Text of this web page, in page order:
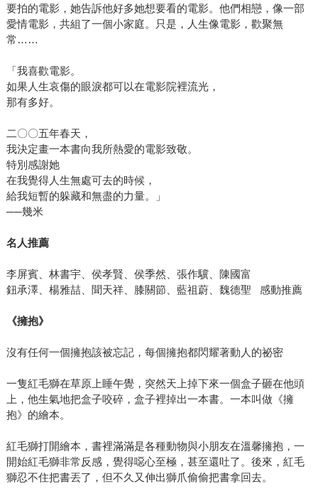
要拍的電影，她告訴他好多她想要看的電影。他們相戀，像一部
愛情電影，共組了一個小家庭。只是，人生像電影，歡聚無
常……
「我喜歡電影。
如果人生哀傷的眼淚都可以在電影院裡流光，
那有多好。
二〇〇五年春天，
我決定畫一本書向我所熱愛的電影致敬。
特別感謝她
在我覺得人生無處可去的時候，
給我短暫的躲藏和無盡的力量。」
──幾米
名人推薦
李屏賓、林書宇、侯孝賢、侯季然、張作驥、陳國富
鈕承澤、楊雅喆、聞天祥、膝關節、藍祖蔚、魏德聖 感動推薦
《擁抱》
沒有任何一個擁抱該被忘記，每個擁抱都閃耀著動人的祕密
一隻紅毛獅在草原上睡午覺，突然天上掉下來一個盒子砸在他頭
上，他生氣地把盒子咬碎，盒子裡掉出一本書。一本叫做《擁
抱》的繪本。
紅毛獅打開繪本，書裡滿滿是各種動物與小朋友在溫馨擁抱，一
開始紅毛獅非常反感，覺得噁心至極，甚至還吐了。後來，紅毛
獅忍不住把書丟了，但不久又伸出獅爪偷偷把書拿回去。